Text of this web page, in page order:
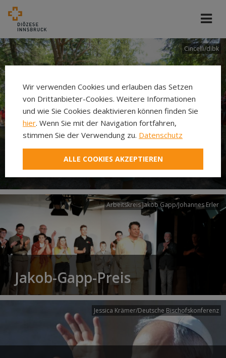
Cincelli/dibk
Neuer Pilgerweg Via
Laudato si’
Arbeitskreis Jakob Gapp/Johannes Erler
Jakob-Gapp-Preis
Jessica Krämer/Deutsche Bischofskonferenz
Wir verwenden Cookies und erlauben das Setzen
von Drittanbieter-Cookies. Weitere Informationen
und wie Sie Cookies deaktivieren können finden Sie
hier. Wenn Sie mit der Navigation fortfahren,
stimmen Sie der Verwendung zu. Datenschutz
ALLE COOKIES AKZEPTIEREN